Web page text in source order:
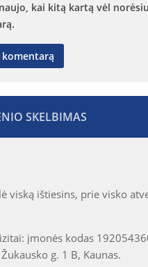
kai kitą kartą vėl
SKELBIMAS
viską ištiesins, prie visko
įmonės kodas
g. 1 B, Kaunas.